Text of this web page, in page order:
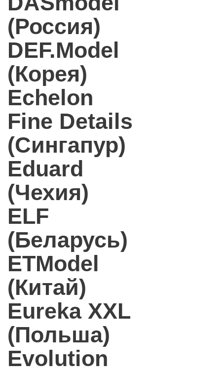
(Россия)
DEF.Model
(Корея)
Echelon
Fine Details
(Сингапур)
Eduard
(Чехия)
ELF
(Беларусь)
ETModel
(Китай)
Eureka XXL
(Польша)
Evolution